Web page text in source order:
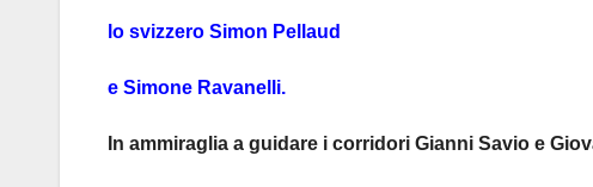
lo svizzero Simon Pellaud
e Simone Ravanelli.
In ammiraglia a guidare i corridori Gianni Savio e